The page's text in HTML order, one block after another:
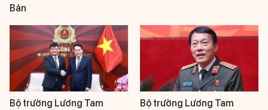
Bản
Bộ trưởng Lương Tam
Bộ trưởng Lương Tam